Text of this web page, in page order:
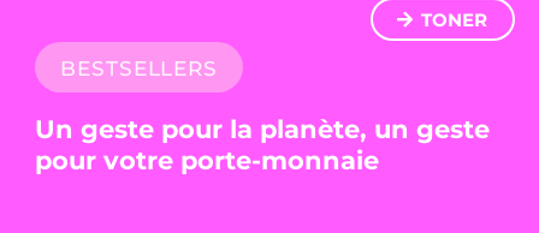
BESTSELLERS
Un geste pour la planète, un geste
pour votre porte-monnaie
TONER